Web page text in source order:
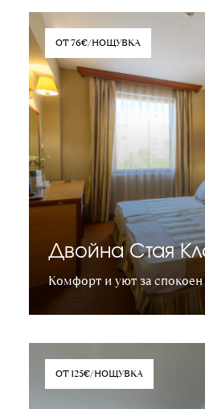
ОТ 76€/НОЩУВКА
Двойна Стая
Комфорт и уют за спокоен
ОТ 125€/НОЩУВКА